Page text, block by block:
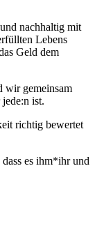
nachhaltig mit
Lebens
Geld dem
wir gemeinsam
ist.
richtig bewertet
es ihm*ihr und